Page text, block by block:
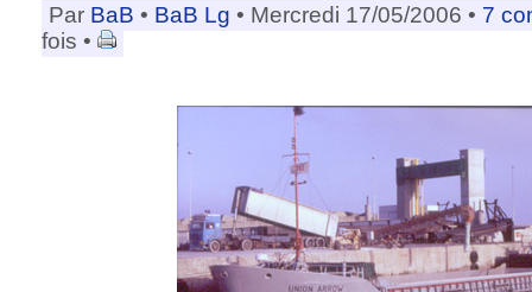
Par BaB • BaB Lg • Mercredi 17/05/2006 • 7
fois •